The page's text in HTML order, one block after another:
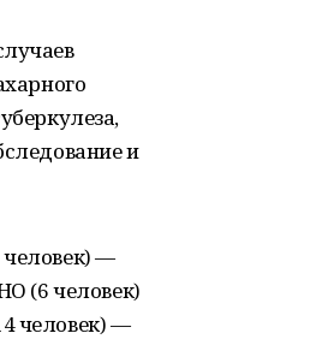
и
—
(6 человек)
человек) —